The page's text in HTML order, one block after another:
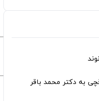
به دکتر محمد باقر